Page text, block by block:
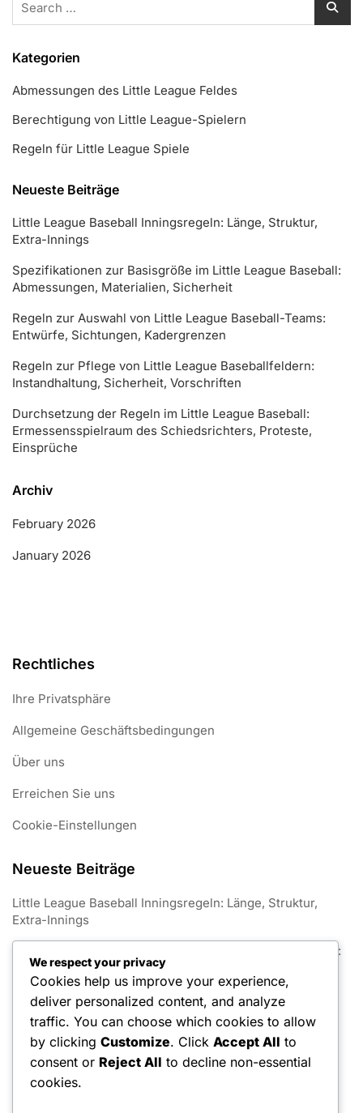
Kategorien
Abmessungen des Little League Feldes
Berechtigung von Little League-Spielern
Regeln für Little League Spiele
Neueste Beiträge
Little League Baseball Inningsregeln: Länge, Struktur,
Extra-Innings
Spezifikationen zur Basisgröße im Little League Baseball:
Abmessungen, Materialien, Sicherheit
Regeln zur Auswahl von Little League Baseball-Teams:
Entwürfe, Sichtungen, Kadergrenzen
Regeln zur Pflege von Little League Baseballfeldern:
Instandhaltung, Sicherheit, Vorschriften
Durchsetzung der Regeln im Little League Baseball:
Ermessensspielraum des Schiedsrichters, Proteste,
Einsprüche
Archiv
February 2026
January 2026
Rechtliches
Ihre Privatsphäre
Allgemeine Geschäftsbedingungen
Über uns
Erreichen Sie uns
Cookie-Einstellungen
Neueste Beiträge
Little League Baseball Inningsregeln: Länge, Struktur,
Extra-Innings
Spezifikationen zur Basisgröße im Little League Baseball:
Abmessungen, Materialien, Sicherheit
Regeln zur Auswahl von Little League Baseball-Teams:
Entwürfe, Sichtungen, Kadergrenzen
Regeln zur Pflege von Little League Baseballfeldern:
Instandhaltung, Sicherheit, Vorschriften
We respect your privacy
Cookies help us improve your experience,
deliver personalized content, and analyze
traffic. You can choose which cookies to allow
by clicking Customize. Click Accept All to
consent or Reject All to decline non-essential
cookies.